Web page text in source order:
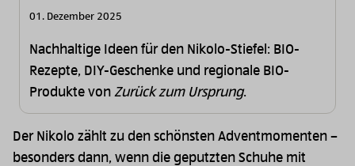
01. Dezember 2025
Nachhaltige Ideen für den Nikolo-Stiefel: BIO-
Rezepte, DIY-Geschenke und regionale BIO-
Produkte von Zurück zum Ursprung.
Der Nikolo zählt zu den schönsten Adventmomenten –
besonders dann, wenn die geputzten Schuhe mit